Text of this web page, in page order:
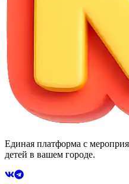
Единая платформа с
детей в вашем городе.